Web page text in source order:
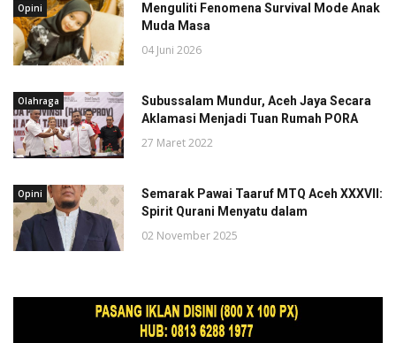
Opini
Menguliti Fenomena Survival Mode Anak
Muda Masa
04 Juni 2026
Olahraga
Subussalam Mundur, Aceh Jaya Secara
Aklamasi Menjadi Tuan Rumah PORA
27 Maret 2022
Opini
Semarak Pawai Taaruf MTQ Aceh XXXVII:
Spirit Qurani Menyatu dalam
02 November 2025